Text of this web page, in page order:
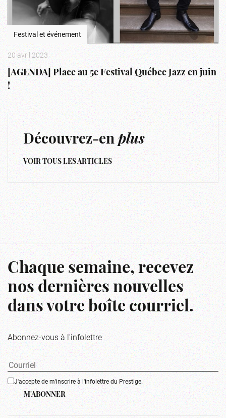
Festival et événement
20 avril 2023
[AGENDA] Place au 5e Festival Québec Jazz en juin
!
Découvrez-enplus
VOIR TOUS LES ARTICLES
Chaque semaine, recevez
nos dernières nouvelles
dans votre boîte courriel.
Abonnez-vous à l'infolettre
J'accepte de m'inscrire à l'infolettre du Prestige.
M'ABONNER